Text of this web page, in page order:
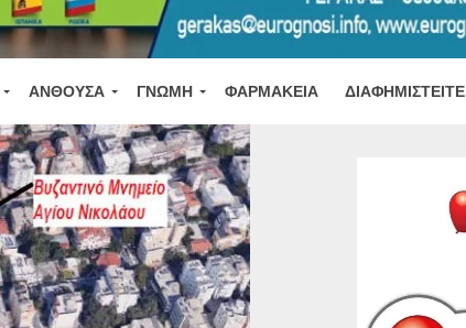
ΑΝΘΟΎΣΑ ΓΝΏΜΗ ΦΑΡΜΑΚΕΊΑ ΔΙΑΦΗΜΙΣΤΕΊΤΕ